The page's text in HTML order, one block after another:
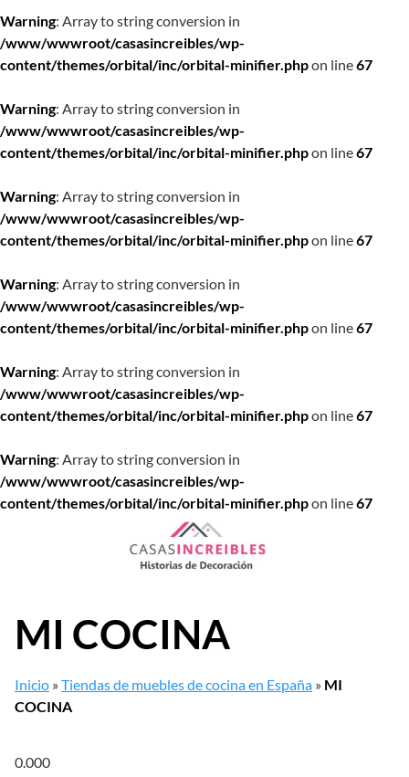
Warning: Array to string conversion in
/www/wwwroot/casasincreibles/wp-
content/themes/orbital/inc/orbital-minifier.phpon line67
Warning: Array to string conversion in
/www/wwwroot/casasincreibles/wp-
content/themes/orbital/inc/orbital-minifier.phpon line67
Warning: Array to string conversion in
/www/wwwroot/casasincreibles/wp-
content/themes/orbital/inc/orbital-minifier.phpon line67
Warning: Array to string conversion in
/www/wwwroot/casasincreibles/wp-
content/themes/orbital/inc/orbital-minifier.phpon line67
Warning: Array to string conversion in
/www/wwwroot/casasincreibles/wp-
content/themes/orbital/inc/orbital-minifier.phpon line67
Warning: Array to string conversion in
/www/wwwroot/casasincreibles/wp-
content/themes/orbital/inc/orbital-minifier.phpon line67
MI COCINA
Inicio »Tiendas de muebles de cocina en España » MI
COCINA
0.000